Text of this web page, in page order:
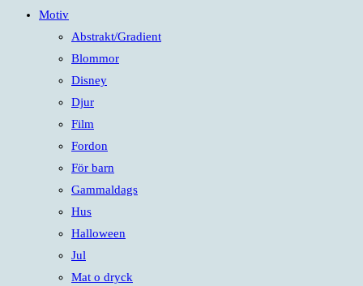
Motiv
Abstrakt/Gradient
Blommor
Disney
Djur
Film
Fordon
För barn
Gammaldags
Hus
Halloween
Jul
Mat o dryck